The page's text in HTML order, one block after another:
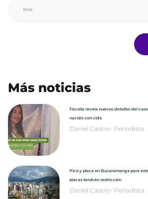
Más noticias
Fiscalía revela nuevos detalles del
nacido con vida
Daniel Castro- Periodista
Pico y placa en Bucaramanga para
placas tendrán restricción
Daniel Castro- Periodista